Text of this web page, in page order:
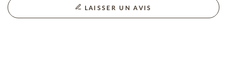
LAISSER UN AVIS